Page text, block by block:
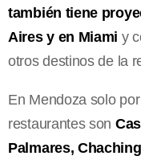
también tiene
Aires y en Miami y
otros destinos de la
En Mendoza solo
restaurantes son
Palmares,